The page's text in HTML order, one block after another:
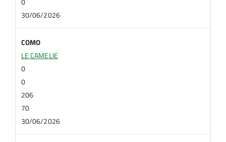
30/06/2026
COMO
LE CAMELIE
0
0
206
70
30/06/2026